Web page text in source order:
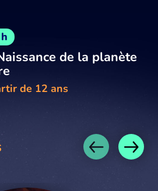
de la planète
de 12 ans